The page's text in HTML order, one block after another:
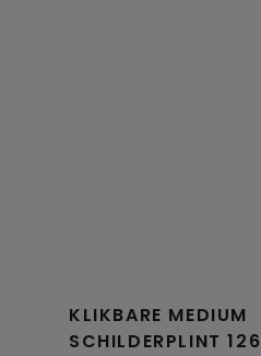
KLIKBARE MEDIUM
SCHILDERPLINT 126